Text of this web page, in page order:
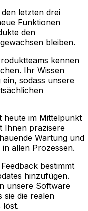
letzten drei
Funktionen
den
bleiben.
kennen
Ihr Wissen
sodass unsere
heute im Mittelpunkt
Ihnen präzisere
Wartung und
allen Prozessen.
bestimmt
hinzufügen.
unsere Software
sie die realen
löst.